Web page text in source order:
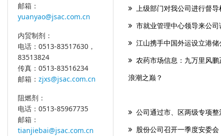
邮箱：
yuanyao@jsac.com.cn
内贸制剂：
电话：0513-83517630，
83513824
传真：0513-83516234
邮箱： zjxs@jsac.com.cn
阻燃剂：
电话：0513-85967735
邮箱：
tianjiebai@jsac.com.cn
上级部门对我公司进行督导
市就业管理中心领导来公
江山携手中国外运设立港储
农药市场信息：九万里风
浪潮之巅？
公司通过市、区两级专项整
股份公司召开一季度安委会